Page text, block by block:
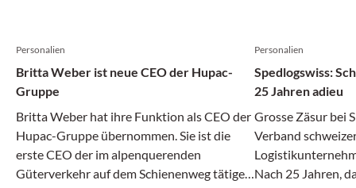
Personalien
Britta Weber ist neue CEO der Hupac-
Gruppe
Britta Weber hat ihre Funktion als CEO der
Hupac-Gruppe übernommen. Sie ist die
erste CEO der im alpenquerenden
Güterverkehr auf dem Schienenweg tätigen
Personalien
Spedlogswiss:
25 Jahren adieu
Grosse Zäsur bei
Verband
Nach 25 Jahren,